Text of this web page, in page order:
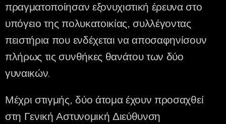
πραγματοποίησαν εξονυχιστική έρευνα στο
υπόγειο της πολυκατοικίας, συλλέγοντας
πειστήρια που ενδέχεται να αποσαφηνίσουν
πλήρως τις συνθήκες θανάτου των δύο
γυναικών.
Μέχρι στιγμής, δύο άτομα έχουν προσαχθεί
στη Γενική Αστυνομική Διεύθυνση